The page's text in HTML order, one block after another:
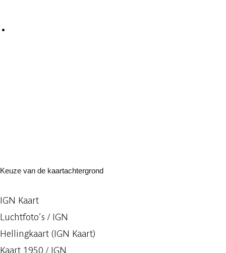
Keuze van de kaartachtergrond
IGN Kaart
Luchtfoto’s / IGN
Hellingkaart (IGN Kaart)
Kaart 1950 / IGN